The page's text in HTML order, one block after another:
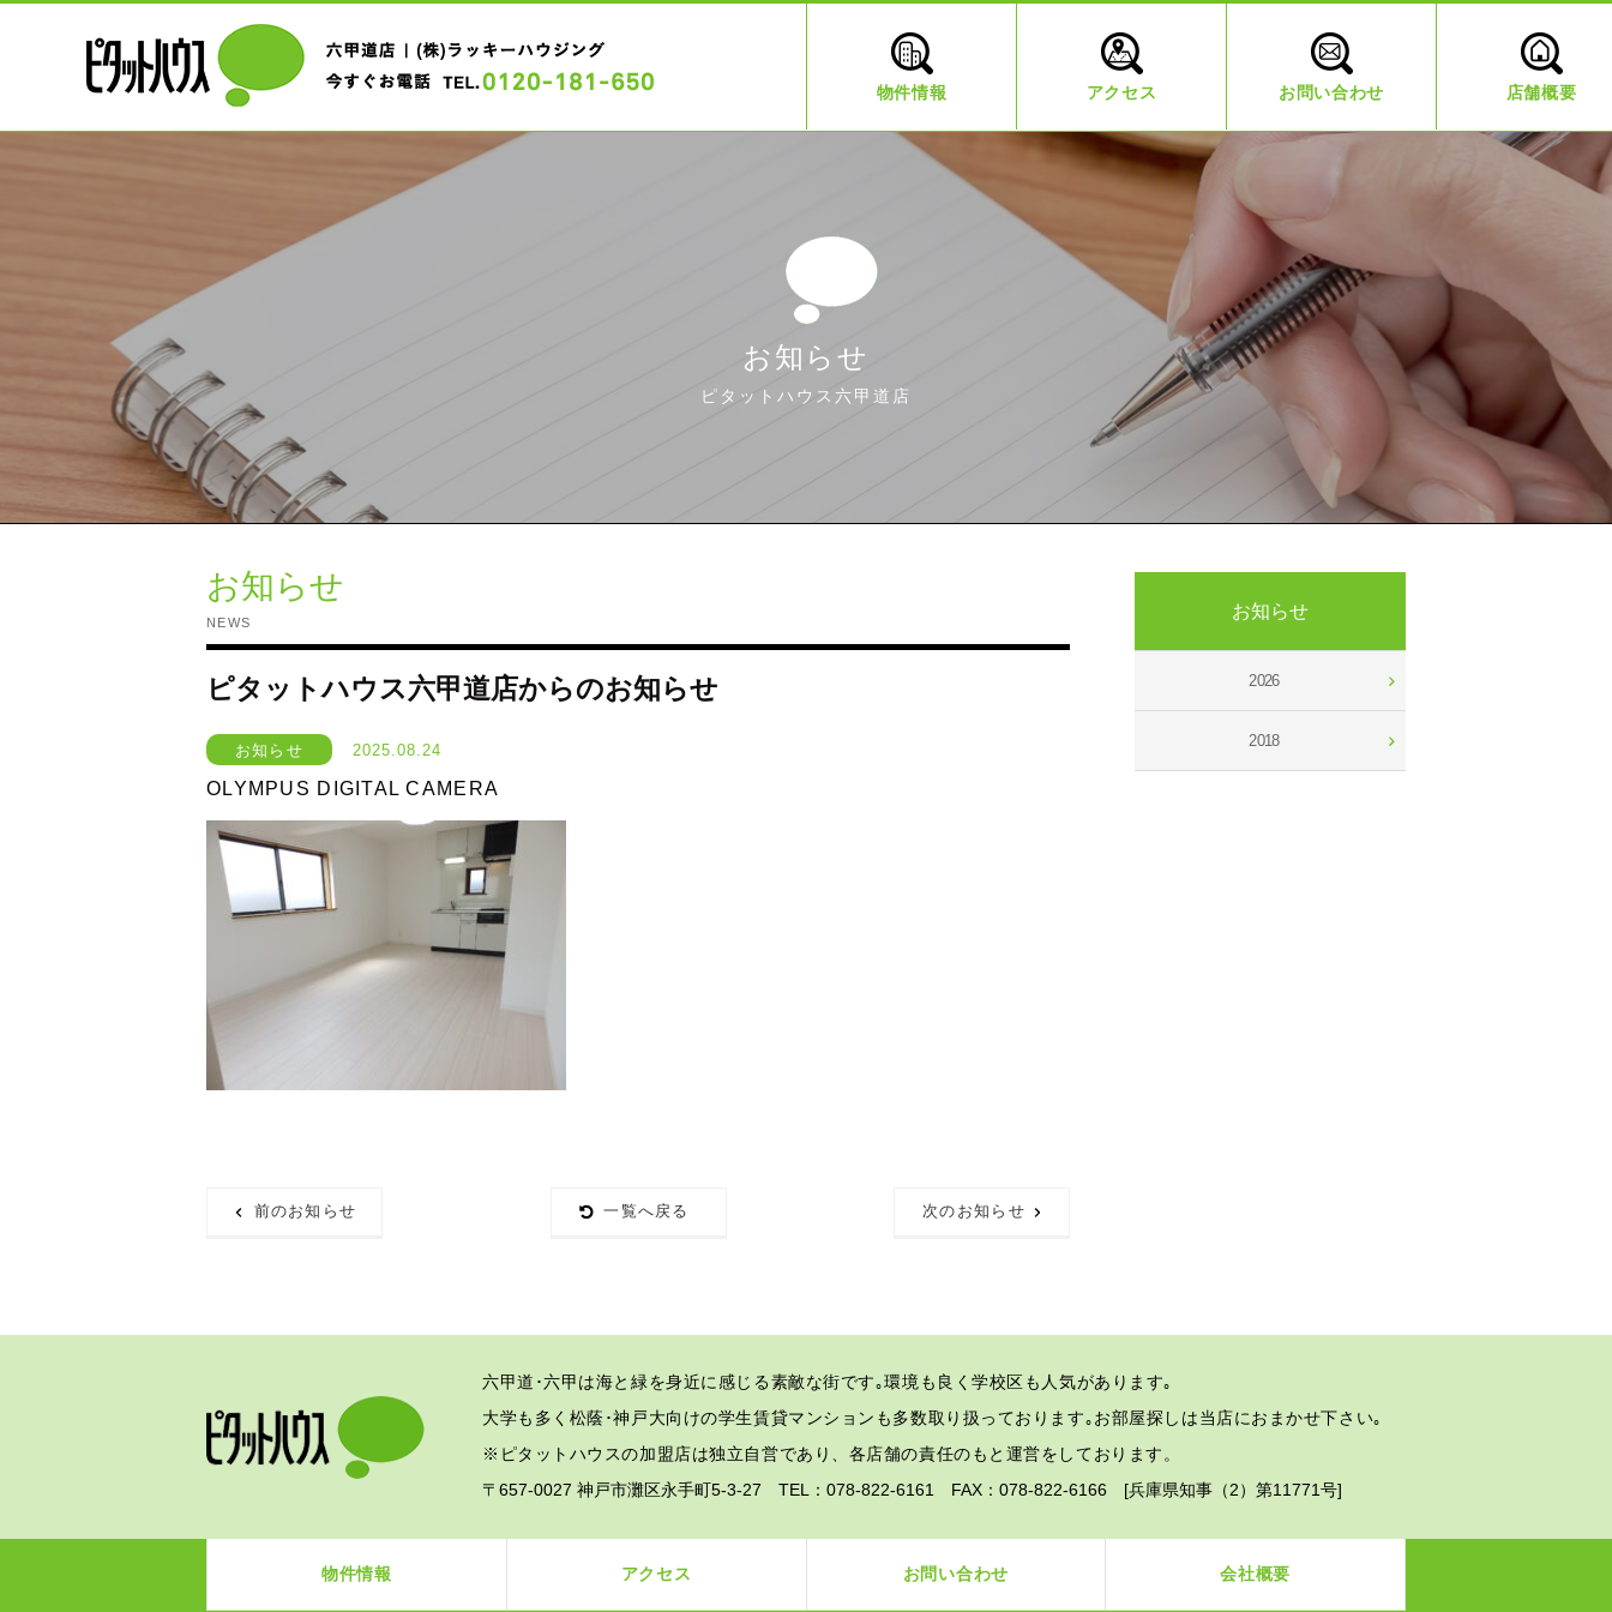
物件情報 アクセス お問い合わせ 店舗概要
お知らせ
ピタットハウス六甲道店
お知らせ
NEWS
ピタットハウス六甲道店からのお知らせ
お知らせ 2025.08.24
OLYMPUS DIGITAL CAMERA
前のお知らせ 一覧へ戻る 次のお知らせ
お知らせ
2026
2018
六甲道･六甲は海と緑を身近に感じる素敵な街です｡環境も良く学校区も人気があります｡
大学も多く松蔭･神戸大向けの学生賃貸マンションも多数取り扱っております｡お部屋探しは当店におまかせ下さい｡
※ピタットハウスの加盟店は独立自営であり、各店舗の責任のもと運営をしております。
〒657-0027 神戸市灘区永手町5-3-27 TEL：078-822-6161 FAX：078-822-6166 [兵庫県知事（2）第11771号]
物件情報 アクセス お問い合わせ 会社概要